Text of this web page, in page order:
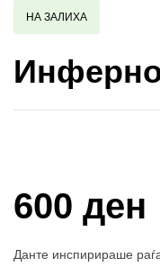
НА ЗАЛИХА
600 ден
Данте инспирираше